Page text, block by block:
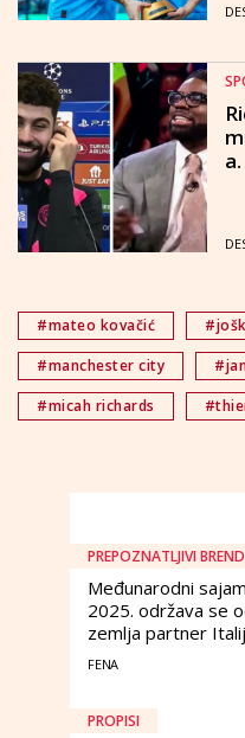
#mateo kovačić
#manchester city
#micah richards
PREPOZNATLJIVI BREND
Međunarodni
2025. održava se
zemlja partner
FENA
PROPISI